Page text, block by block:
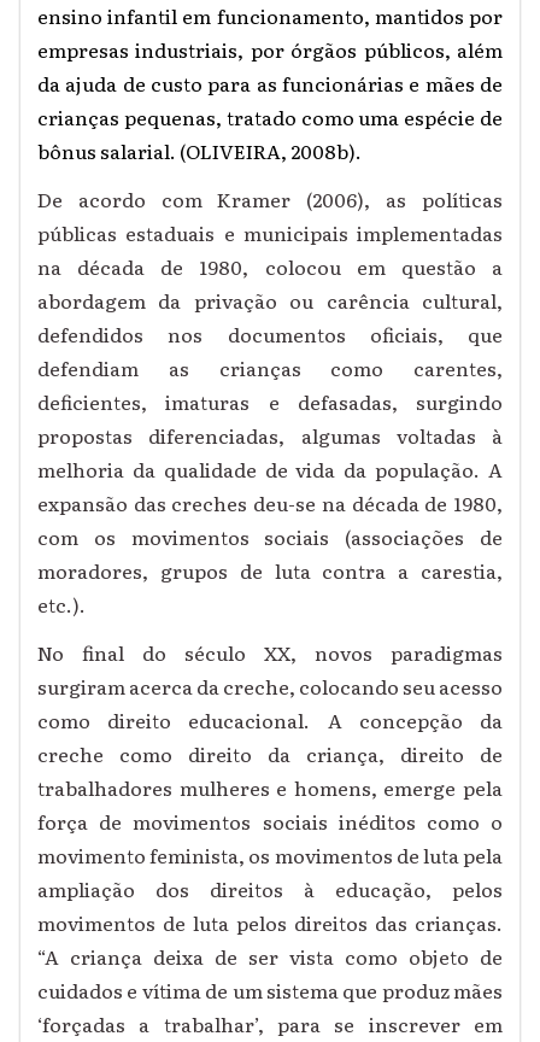
ensino infantil em funcionamento, mantidos por
empresas industriais, por órgãos públicos, além
da ajuda de custo para as funcionárias e mães de
crianças pequenas, tratado como uma espécie de
bônus salarial. (OLIVEIRA, 2008b).
De acordo com Kramer (2006), as políticas
públicas estaduais e municipais implementadas
na década de 1980, colocou em questão a
abordagem da privação ou carência cultural,
defendidos nos documentos oficiais, que
defendiam as crianças como carentes,
deficientes, imaturas e defasadas, surgindo
propostas diferenciadas, algumas voltadas à
melhoria da qualidade de vida da população. A
expansão das creches deu-se na década de 1980,
com os movimentos sociais (associações de
moradores, grupos de luta contra a carestia,
etc.).
No final do século XX, novos paradigmas
surgiram acerca da creche, colocando seu acesso
como direito educacional. A concepção da
creche como direito da criança, direito de
trabalhadores mulheres e homens, emerge pela
força de movimentos sociais inéditos como o
movimento feminista, os movimentos de luta pela
ampliação dos direitos à educação, pelos
movimentos de luta pelos direitos das crianças.
“A criança deixa de ser vista como objeto de
cuidados e vítima de um sistema que produz mães
‘forçadas a trabalhar’, para se inscrever em